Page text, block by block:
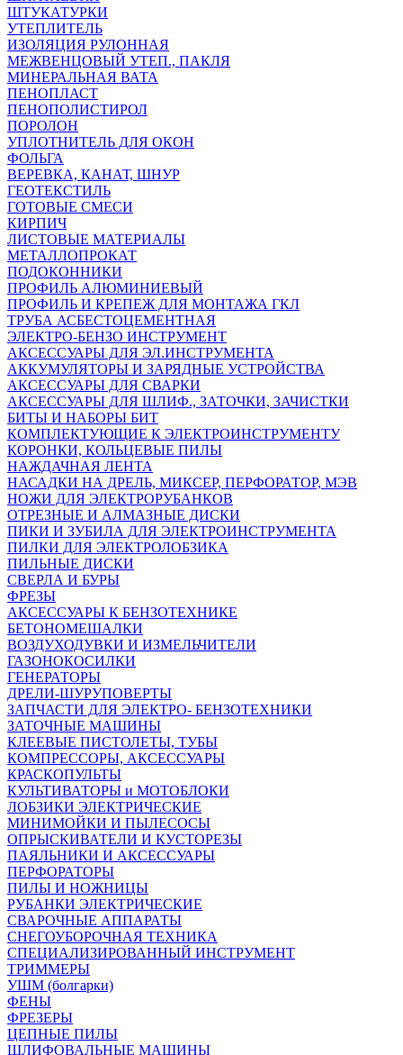
ШТУКАТУРКИ
УТЕПЛИТЕЛЬ
ИЗОЛЯЦИЯ РУЛОННАЯ
МЕЖВЕНЦОВЫЙ УТЕП., ПАКЛЯ
МИНЕРАЛЬНАЯ ВАТА
ПЕНОПЛАСТ
ПЕНОПОЛИСТИРОЛ
ПОРОЛОН
УПЛОТНИТЕЛЬ ДЛЯ ОКОН
ФОЛЬГА
ВЕРЕВКА, КАНАТ, ШНУР
ГЕОТЕКСТИЛЬ
ГОТОВЫЕ СМЕСИ
КИРПИЧ
ЛИСТОВЫЕ МАТЕРИАЛЫ
МЕТАЛЛОПРОКАТ
ПОДОКОННИКИ
ПРОФИЛЬ АЛЮМИНИЕВЫЙ
ПРОФИЛЬ И КРЕПЕЖ ДЛЯ МОНТАЖА ГКЛ
ТРУБА АСБЕСТОЦЕМЕНТНАЯ
ЭЛЕКТРО-БЕНЗО ИНСТРУМЕНТ
АКСЕССУАРЫ ДЛЯ ЭЛ.ИНСТРУМЕНТА
АККУМУЛЯТОРЫ И ЗАРЯДНЫЕ УСТРОЙСТВА
АКСЕССУАРЫ ДЛЯ СВАРКИ
АКСЕССУАРЫ ДЛЯ ШЛИФ., ЗАТОЧКИ, ЗАЧИСТКИ
БИТЫ И НАБОРЫ БИТ
КОМПЛЕКТУЮЩИЕ К ЭЛЕКТРОИНСТРУМЕНТУ
КОРОНКИ, КОЛЬЦЕВЫЕ ПИЛЫ
НАЖДАЧНАЯ ЛЕНТА
НАСАДКИ НА ДРЕЛЬ, МИКСЕР, ПЕРФОРАТОР, МЭВ
НОЖИ ДЛЯ ЭЛЕКТРОРУБАНКОВ
ОТРЕЗНЫЕ И АЛМАЗНЫЕ ДИСКИ
ПИКИ И ЗУБИЛА ДЛЯ ЭЛЕКТРОИНСТРУМЕНТА
ПИЛКИ ДЛЯ ЭЛЕКТРОЛОБЗИКА
ПИЛЬНЫЕ ДИСКИ
СВЕРЛА И БУРЫ
ФРЕЗЫ
АКСЕССУАРЫ К БЕНЗОТЕХНИКЕ
БЕТОНОМЕШАЛКИ
ВОЗДУХОДУВКИ И ИЗМЕЛЬЧИТЕЛИ
ГАЗОНОКОСИЛКИ
ГЕНЕРАТОРЫ
ДРЕЛИ-ШУРУПОВЕРТЫ
ЗАПЧАСТИ ДЛЯ ЭЛЕКТРО- БЕНЗОТЕХНИКИ
ЗАТОЧНЫЕ МАШИНЫ
КЛЕЕВЫЕ ПИСТОЛЕТЫ, ТУБЫ
КОМПРЕССОРЫ, АКСЕССУАРЫ
КРАСКОПУЛЬТЫ
КУЛЬТИВАТОРЫ и МОТОБЛОКИ
ЛОБЗИКИ ЭЛЕКТРИЧЕСКИЕ
МИНИМОЙКИ И ПЫЛЕСОСЫ
ОПРЫСКИВАТЕЛИ И КУСТОРЕЗЫ
ПАЯЛЬНИКИ И АКСЕССУАРЫ
ПЕРФОРАТОРЫ
ПИЛЫ И НОЖНИЦЫ
РУБАНКИ ЭЛЕКТРИЧЕСКИЕ
СВАРОЧНЫЕ АППАРАТЫ
СНЕГОУБОРОЧНАЯ ТЕХНИКА
СПЕЦИАЛИЗИРОВАННЫЙ ИНСТРУМЕНТ
ТРИММЕРЫ
УШМ (болгарки)
ФЕНЫ
ФРЕЗЕРЫ
ЦЕПНЫЕ ПИЛЫ
ШЛИФОВАЛЬНЫЕ МАШИНЫ